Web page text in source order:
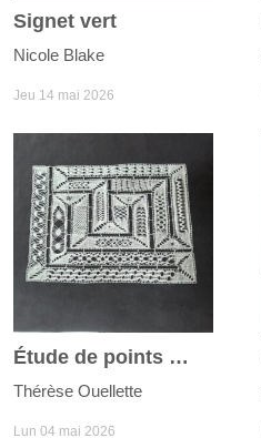
Signet vert
Nicole Blake
Jeu 14 mai 2026
Étude de points Milanaise
Thérèse Ouellette
Lun 04 mai 2026